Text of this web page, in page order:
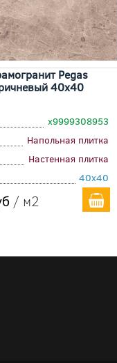
Pegas
40x40
х9999308953
Напольная плитка
Настенная плитка
40x40
/ м2